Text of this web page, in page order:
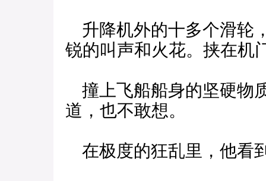
升降机外的十多个滑轮
锐的叫声和火花。挟在机
撞上飞船船身的坚硬物
道，也不敢想。
在极度的狂乱里，他看